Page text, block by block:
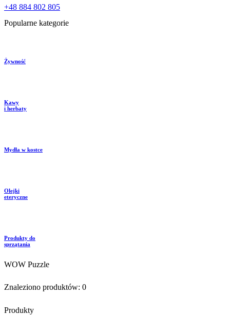
+48 884 802 805
Popularne kategorie
Żywność
Kawy
i herbaty
Mydła w kostce
Olejki
eteryczne
Produkty do
sprzątania
WOW Puzzle
Znaleziono produktów: 0
Produkty